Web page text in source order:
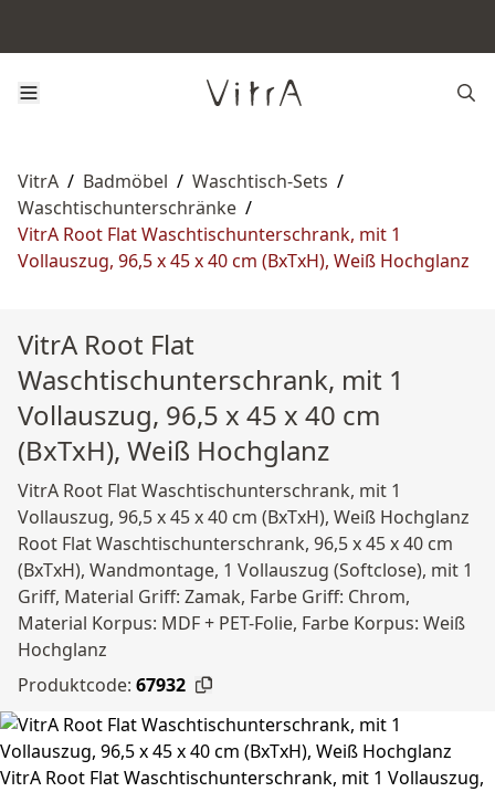
VitrA / Badmöbel / Waschtisch-Sets /
Waschtischunterschränke /
VitrA Root Flat Waschtischunterschrank, mit 1
Vollauszug, 96,5 x 45 x 40 cm (BxTxH), Weiß Hochglanz
VitrA Root Flat
Waschtischunterschrank, mit 1
Vollauszug, 96,5 x 45 x 40 cm
(BxTxH), Weiß Hochglanz
VitrA Root Flat Waschtischunterschrank, mit 1
Vollauszug, 96,5 x 45 x 40 cm (BxTxH), Weiß Hochglanz
Root Flat Waschtischunterschrank, 96,5 x 45 x 40 cm
(BxTxH), Wandmontage, 1 Vollauszug (Softclose), mit 1
Griff, Material Griff: Zamak, Farbe Griff: Chrom,
Material Korpus: MDF + PET-Folie, Farbe Korpus: Weiß
Hochglanz
Produktcode: 67932